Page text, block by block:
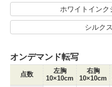
ホワイトインク
シルク
オンデマンド転写
点数
左胸
10×10cm
右胸
10×10cm